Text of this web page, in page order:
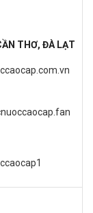
THƠ, ĐÀ LẠT